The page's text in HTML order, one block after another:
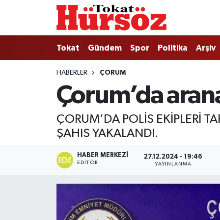
Tokat Gündem Spor Politika Arşiv
HABERLER ÇORUM
Çorum’da
ÇORUM’DA POLİS EKİPLERİ
ŞAHIS YAKALANDI.
HABER MERKEZI
EDITÖR
27.12.2024 - 19:46
YAYINLANMA
Tokat
Türkiye Gündemi
Gündem
Politika
Tokat Spor
Nöbetçi Eczaneler
Hava Durumu
Tokat Namaz Vakitleri
Süper Lig Puan Durumu ve Fikstür
Tüm Manşetler
Son Dakika Haberleri
Haber Arşivi